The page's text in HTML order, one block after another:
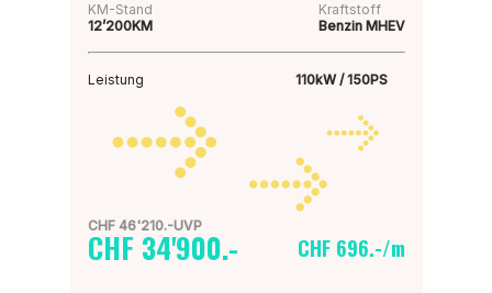
KM-Stand
12’200KM
Kraftstoff
Benzin MHEV
Leistung 110kW / 150PS
CHF 46'210.-UVP
CHF 34'900.- CHF 696.-/m